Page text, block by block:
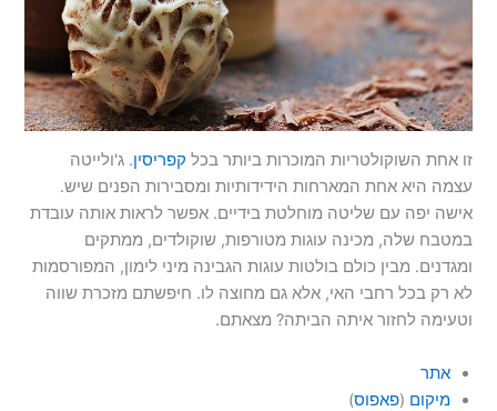
זו אחת השוקולטריות המוכרות ביותר בכל קפריסין. ג'ולייטה
עצמה היא אחת המארחות הידידותיות ומסבירות הפנים שיש.
אישה יפה עם שליטה מוחלטת בידיים. אפשר לראות אותה עובדת
במטבח שלה, מכינה עוגות מטורפות, שוקולדים, ממתקים
ומגדנים. מבין כולם בולטות עוגות הגבינה מיני לימון, המפורסמות
לא רק בכל רחבי האי, אלא גם מחוצה לו. חיפשתם מזכרת שווה
וטעימה לחזור איתה הביתה? מצאתם.
אתר
מיקום (פאפוס)